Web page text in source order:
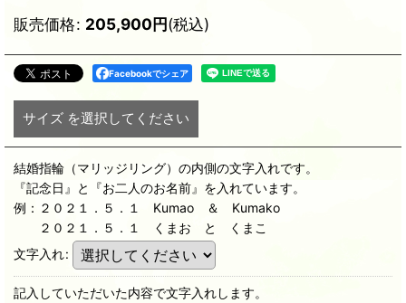
販売価格: 205,900円(税込)
Facebookでシェア
サイズ を選択してください
結婚指輪（マリッジリング）の内側の文字入れです。
『記念日』と『お二人のお名前』を入れています。
例：２０２１．５．１ Kumao ＆ Kumako
２０２１．５．１ くまお と くまこ
文字入れ:
記入していただいた内容で文字入れします。